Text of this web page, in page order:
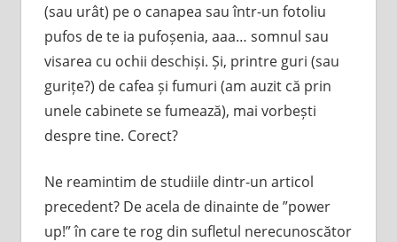
(sau urât) pe o canapea sau într-un fotoliu
pufos de te ia pufoșenia, aaa… somnul sau
visarea cu ochii deschiși. Și, printre guri (sau
gurițe?) de cafea și fumuri (am auzit că prin
unele cabinete se fumează), mai vorbești
despre tine. Corect?
Ne reamintim de studiile dintr-un articol
precedent? De acela de dinainte de ”power
up!” în care te rog din sufletul nerecunoscător